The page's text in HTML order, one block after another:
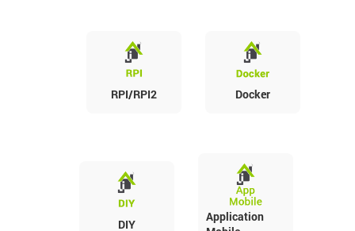
RPI/RPI2 Docker
DIY
Application